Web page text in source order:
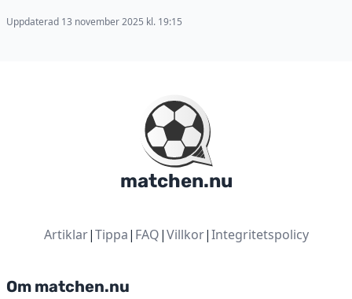
Uppdaterad 13 november 2025 kl. 19:15
matchen.nu
Artiklar|Tippa| FAQ|Villkor|Integritetspolicy
Om matchen.nu